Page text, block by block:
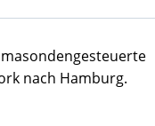
nach Hamburg.